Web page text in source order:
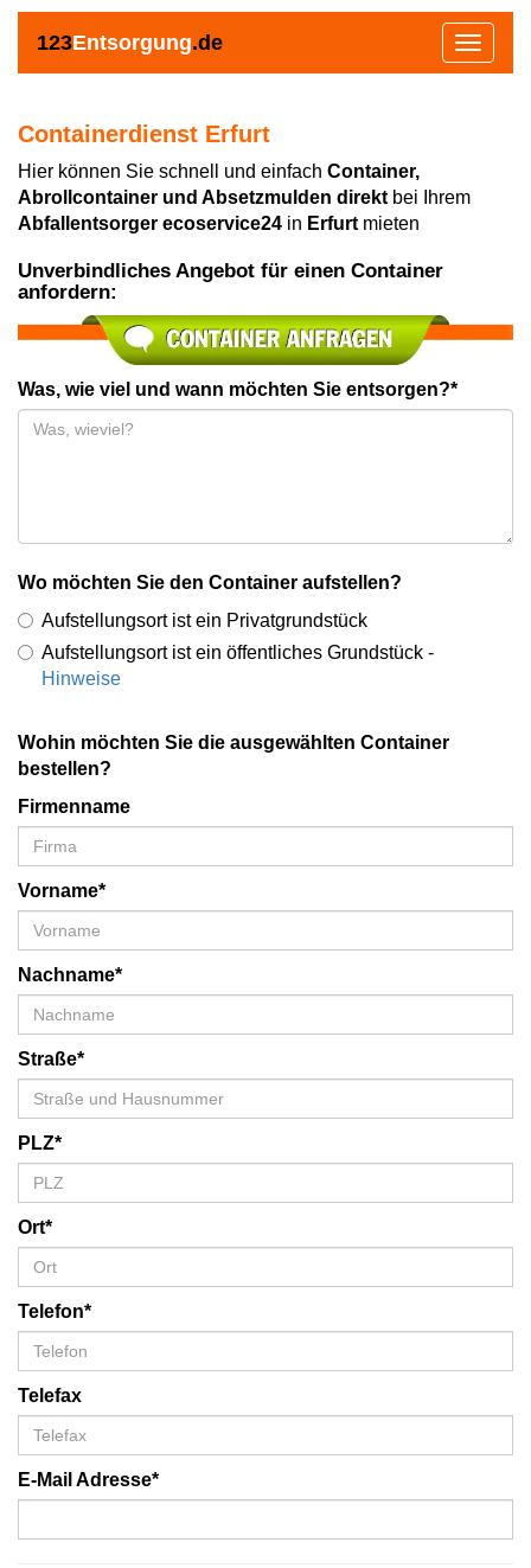
123Entsorgung.de
Toggle
Containerdienst Erfurt
Hier können Sie schnell und einfach Container,
Abrollcontainer und Absetzmulden direkt bei Ihrem
Abfallentsorger ecoservice24 in Erfurt mieten
Unverbindliches Angebot für einen Container
anfordern:
Was, wie viel und wann möchten Sie entsorgen?*
Wo möchten Sie den Container aufstellen?
Aufstellungsort ist ein Privatgrundstück
Aufstellungsort ist ein öffentliches Grundstück -
Hinweise
Wohin möchten Sie die ausgewählten Container
bestellen?
Firmenname
Vorname*
Nachname*
Straße*
PLZ*
Ort*
Telefon*
Telefax
E-Mail Adresse*